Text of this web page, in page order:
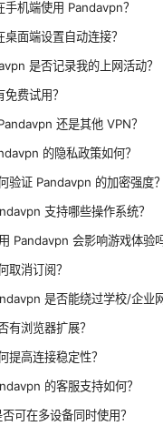
手机端使用 Pandavpn？
桌面端设置自动连接？
是否记录我的上网活动？
免费试用？
还是其他 VPN？
的隐私政策如何？
验证 Pandavpn 的加密强度？
支持哪些操作系统？
Pandavpn 会影响游戏体验吗
取消订阅？
是否能绕过学校/企业
有浏览器扩展？
提高连接稳定性？
的客服支持如何？
可在多设备同时使用？